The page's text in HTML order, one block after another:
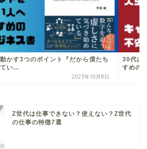
かす3つのポイント『だから僕たち
い...
2023年10月8日
30代は
すめの
Z世代は仕事できない？使えない？Z世代
の仕事の特徴7選